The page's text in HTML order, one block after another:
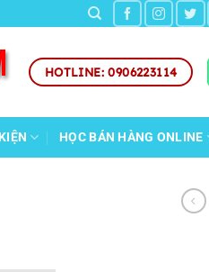
HOTLINE: 0906223114
HỌC BÁN HÀNG ONLINE